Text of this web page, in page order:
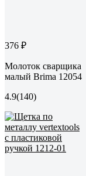
376 ₽
Молоток сварщика
малый Brima 12054
4.9(140)